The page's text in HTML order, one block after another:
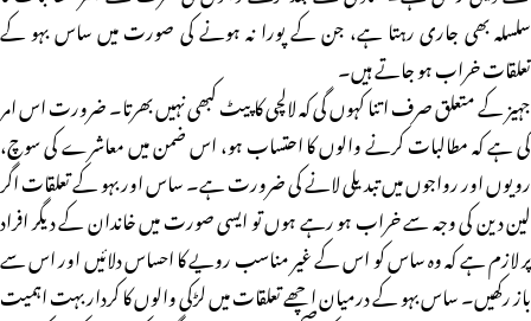
سلسلہ بھی جاری رہتا ہے، جن کے پورا نہ ہونے کی صورت میں ساس بہو کے
تعلقات خراب ہو جاتے ہیں۔
جہیز کے متعلق صرف اتنا کہوں گی کہ لالچی کا پیٹ کبھی نہیں بھرتا۔ ضرورت اس امر
کی ہے کہ مطالبات کرنے والوں کا احتساب ہو، اس ضمن میں معاشرے کی سوچ،
رویوں اور رواجوں میں تبدیلی لانے کی ضرورت ہے۔ ساس اور بہو کے تعلقات اگر
لین دین کی وجہ سے خراب ہو رہے ہوں تو ایسی صورت میں خاندان کے دیگر افراد
پر لازم ہے کہ وہ ساس کو اس کے غیر مناسب رویے کا احساس دلائیں اور اس سے
باز رکھیں۔ ساس بہو کے درمیان اچھے تعلقات میں لڑکی والوں کا کردار بہت اہمیت